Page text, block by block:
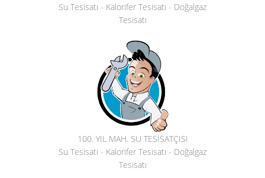
Su Tesisatı - Kalorifer Tesisatı - Doğalgaz
Tesisatı
100. YIL MAH. SU TESİSATÇISI
Su Tesisatı - Kalorifer Tesisatı - Doğalgaz
Tesisatı